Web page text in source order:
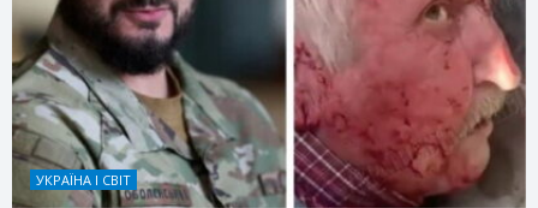
УКРАЇНА І СВІТ